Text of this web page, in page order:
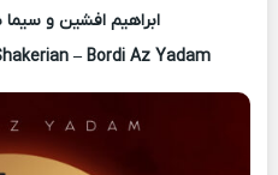
ابراهیم افشین و سیما
– Bordi Az Yadam